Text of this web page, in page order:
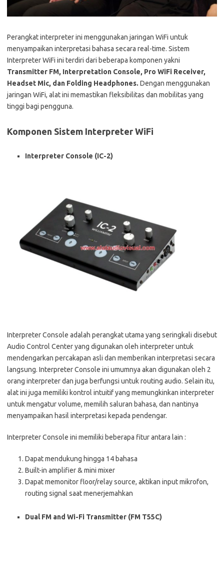
Perangkat interpreter ini menggunakan jaringan WiFi untuk
menyampaikan interpretasi bahasa secara real-time. Sistem
Interpreter WiFi ini terdiri dari beberapa komponen yakni
Transmitter FM, Interpretation Console, Pro WiFi Receiver,
Headset Mic, dan Folding Headphones. Dengan menggunakan
jaringan WiFi, alat ini memastikan fleksibilitas dan mobilitas yang
tinggi bagi pengguna.
Komponen Sistem Interpreter WiFi
Interpreter Console (IC-2)
Interpreter Console adalah perangkat utama yang seringkali disebut
Audio Control Center yang digunakan oleh interpreter untuk
mendengarkan percakapan asli dan memberikan interpretasi secara
langsung. Interpreter Console ini umumnya akan digunakan oleh 2
orang interpreter dan juga berfungsi untuk routing audio. Selain itu,
alat ini juga memiliki kontrol intuitif yang memungkinkan interpreter
untuk mengatur volume, memilih saluran bahasa, dan nantinya
menyampaikan hasil interpretasi kepada pendengar.
Interpreter Console ini memiliki beberapa fitur antara lain :
Dapat mendukung hingga 14 bahasa
Built-in amplifier & mini mixer
Dapat memonitor floor/relay source, aktikan input mikrofon,
routing signal saat menerjemahkan
Dual FM and Wi-Fi Transmitter (FM T55C)